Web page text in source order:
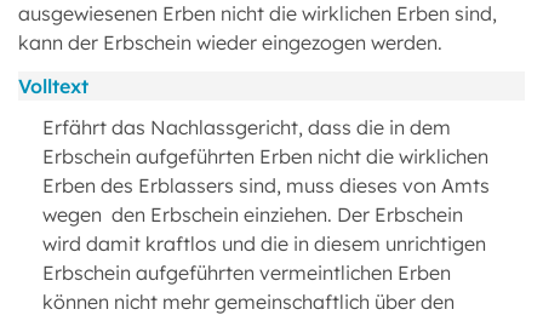
ausgewiesenen Erben nicht die wirklichen Erben sind,
kann der Erbschein wieder eingezogen werden.
Volltext
Erfährt das Nachlassgericht, dass die in dem
Erbschein aufgeführten Erben nicht die wirklichen
Erben des Erblassers sind, muss dieses von Amts
wegen den Erbschein einziehen. Der Erbschein
wird damit kraftlos und die in diesem unrichtigen
Erbschein aufgeführten vermeintlichen Erben
können nicht mehr gemeinschaftlich über den